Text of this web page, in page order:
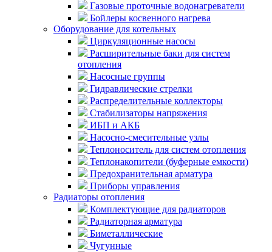
Газовые проточные водонагреватели
Бойлеры косвенного нагрева
Оборудование для котельных
Циркуляционные насосы
Расширительные баки для систем
отопления
Насосные группы
Гидравлические стрелки
Распределительные коллекторы
Стабилизаторы напряжения
ИБП и АКБ
Насосно-смесительные узлы
Теплоноситель для систем отопления
Теплонакопители (буферные емкости)
Предохранительная арматура
Приборы управления
Радиаторы отопления
Комплектующие для радиаторов
Радиаторная арматура
Биметаллические
Чугунные